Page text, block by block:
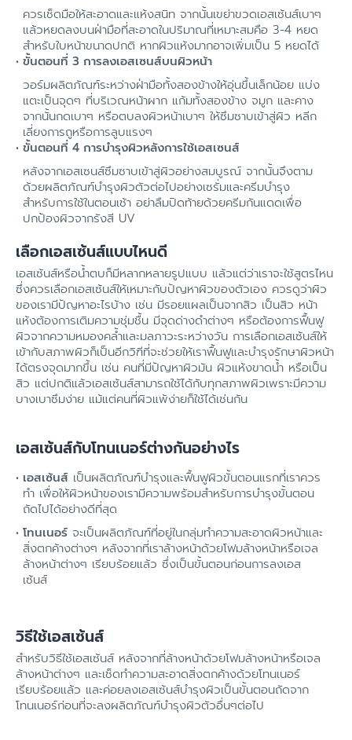
ควรเช็ดมือให้สะอาดและแห้งสนิท จากนั้นเขย่าขวดเอสเซ้นส์เบาๆ
แล้วหยดลงบนฝ่ามือที่สะอาดในปริมาณที่เหมาะสมคือ 3-4 หยด
สำหรับใบหน้าขนาดปกติ หากผิวแห้งมากอาจเพิ่มเป็น 5 หยดได้
ขั้นตอนที่ 3 การลงเอสเซนส์บนผิวหน้า
วอร์มผลิตภัณฑ์ระหว่างฝ่ามือทั้งสองข้างให้อุ่นขึ้นเล็กน้อย แบ่ง
แตะเป็นจุดๆ ที่บริเวณหน้าผาก แก้มทั้งสองข้าง จมูก และคาง
จากนั้นกดเบาๆ หรือตบลงผิวหน้าเบาๆ ให้ซึมซาบเข้าสู่ผิว หลีก
เลี่ยงการถูหรือการลูบแรงๆ
ขั้นตอนที่ 4 การบำรุงผิวหลังการใช้เอสเซนส์
หลังจากเอสเซนส์ซึมซาบเข้าสู่ผิวอย่างสมบูรณ์ จากนั้นจึงตาม
ด้วยผลิตภัณฑ์บำรุงผิวตัวต่อไปอย่างเซรั่มและครีมบำรุง
สำหรับการใช้ในตอนเช้า อย่าลืมปิดท้ายด้วยครีมกันแดดเพื่อ
ปกป้องผิวจากรังสี UV
เลือกเอสเซ้นส์แบบไหนดี
เอสเซ้นส์หรือน้ำตบก็มีหลากหลายรูปแบบ แล้วแต่ว่าเราจะใช้สูตรไหน
ซึ่งควรเลือกเอสเซ้นส์ให้เหมาะกับปัญหาผิวของตัวเอง ควรดูว่าผิว
ของเรามีปัญหาอะไรบ้าง เช่น มีรอยแผลเป็นจากสิว เป็นสิว หน้า
แห้งต้องการเติมความชุ่มชื้น มีจุดด่างดำต่างๆ หรือต้องการฟื้นฟู
ผิวจากความหมองคล้ำและมลภาวะระหว่างวัน การเลือกเอสเซ้นส์ให้
เข้ากับสภาพผิวก็เป็นอีกวิฑีที่จะช่วยให้เราฟื้นฟูและบำรุงรักษาผิวหน้า
ได้ตรงจุดมากขึ้น เช่น คนที่มีปัญหาผิวมัน ผิวแห้งขาดน้ำ หรือเป็น
สิว แต่ปกติแล้วเอสเซ้นส์สามารถใช้ได้กับทุกสภาพผิวเพราะมีความ
บางเบาซึมง่าย แม้แต่คนที่ผิวแพ้ง่ายก็ใช้ได้เช่นกัน
เอสเซ้นส์กับโทนเนอร์ต่างกันอย่างไร
เอสเซ้นส์ เป็นผลิตภัณฑ์บำรุงและฟื้นฟูผิวขั้นตอนแรกที่เราควร
ทำ เพื่อให้ผิวหน้าของเรามีความพร้อมสำหรับการบำรุงขั้นตอน
ถัดไปได้อย่างดีที่สุด
โทนเนอร์ จะเป็นผลิตภัณฑ์ที่อยู่ในกลุ่มทำความสะอาดผิวหน้าและ
สิ่งตกค้างต่างๆ หลังจากที่เราล้างหน้าด้วยโฟมล้างหน้าหรือเจล
ล้างหน้าต่างๆ เรียบร้อยแล้ว ซึ่งเป็นขั้นตอนก่อนการลงเอส
เซ้นส์
วิธีใช้เอสเซ้นส์
สำหรับวิธีใช้เอสเซ้นส์ หลังจากที่ล้างหน้าด้วยโฟมล้างหน้าหรือเจล
ล้างหน้าต่างๆ และเช็ดทำความสะอาดสิ่งตกค้างด้วยโทนเนอร์
เรียบร้อยแล้ว และค่อยลงเอสเซ้นส์บำรุงผิวเป็นขั้นตอนถัดจาก
โทนเนอร์ก่อนที่จะลงผลิตภัณฑ์บำรุงผิวตัวอื่นๆต่อไป